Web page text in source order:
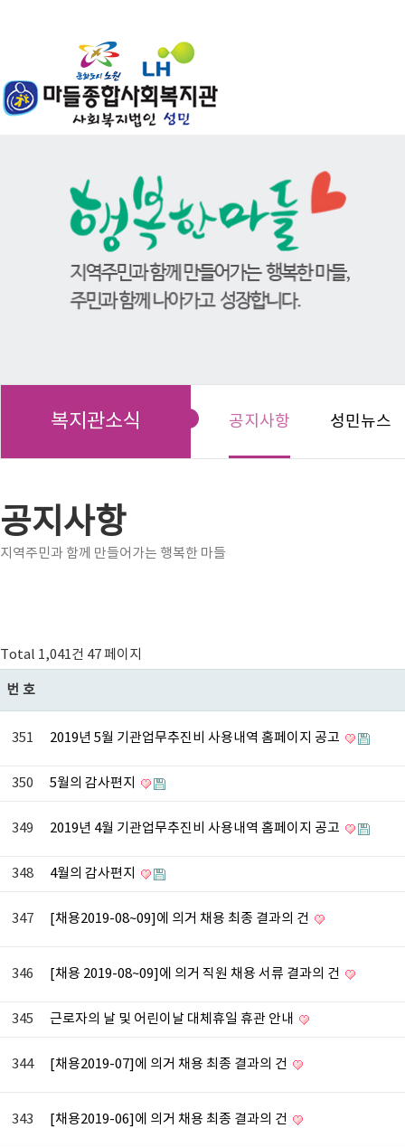
복지관소식 공지사항 성민뉴스
공지사항
지역주민과 함께 만들어가는 행복한 마들
Total 1,041건 47 페이지
번호
351 2019년 5월 기관업무추진비 사용내역 홈페이지 공고
350 5월의 감사편지
349 2019년 4월 기관업무추진비 사용내역 홈페이지 공고
348 4월의 감사편지
347 [채용2019-08~09]에 의거 채용 최종 결과의 건
346 [채용 2019-08~09]에 의거 직원 채용 서류 결과의 건
345 근로자의 날 및 어린이날 대체휴일 휴관 안내
344 [채용2019-07]에 의거 채용 최종 결과의 건
343 [채용2019-06]에 의거 채용 최종 결과의 건